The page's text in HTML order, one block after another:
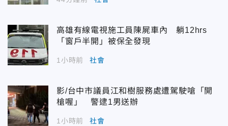
高雄有線電視施工員陳屍車內 躺12hrs
「窗戶半開」被保全發現
1小時前 社會
影/台中市議員江和樹服務處遭駕駛嗆「開
槍喔」 警逮1男送辦
1小時前 社會